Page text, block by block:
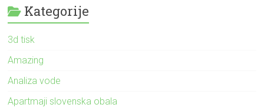
Kategorije
3d tisk
Amazing
Analiza vode
Apartmaji slovenska obala